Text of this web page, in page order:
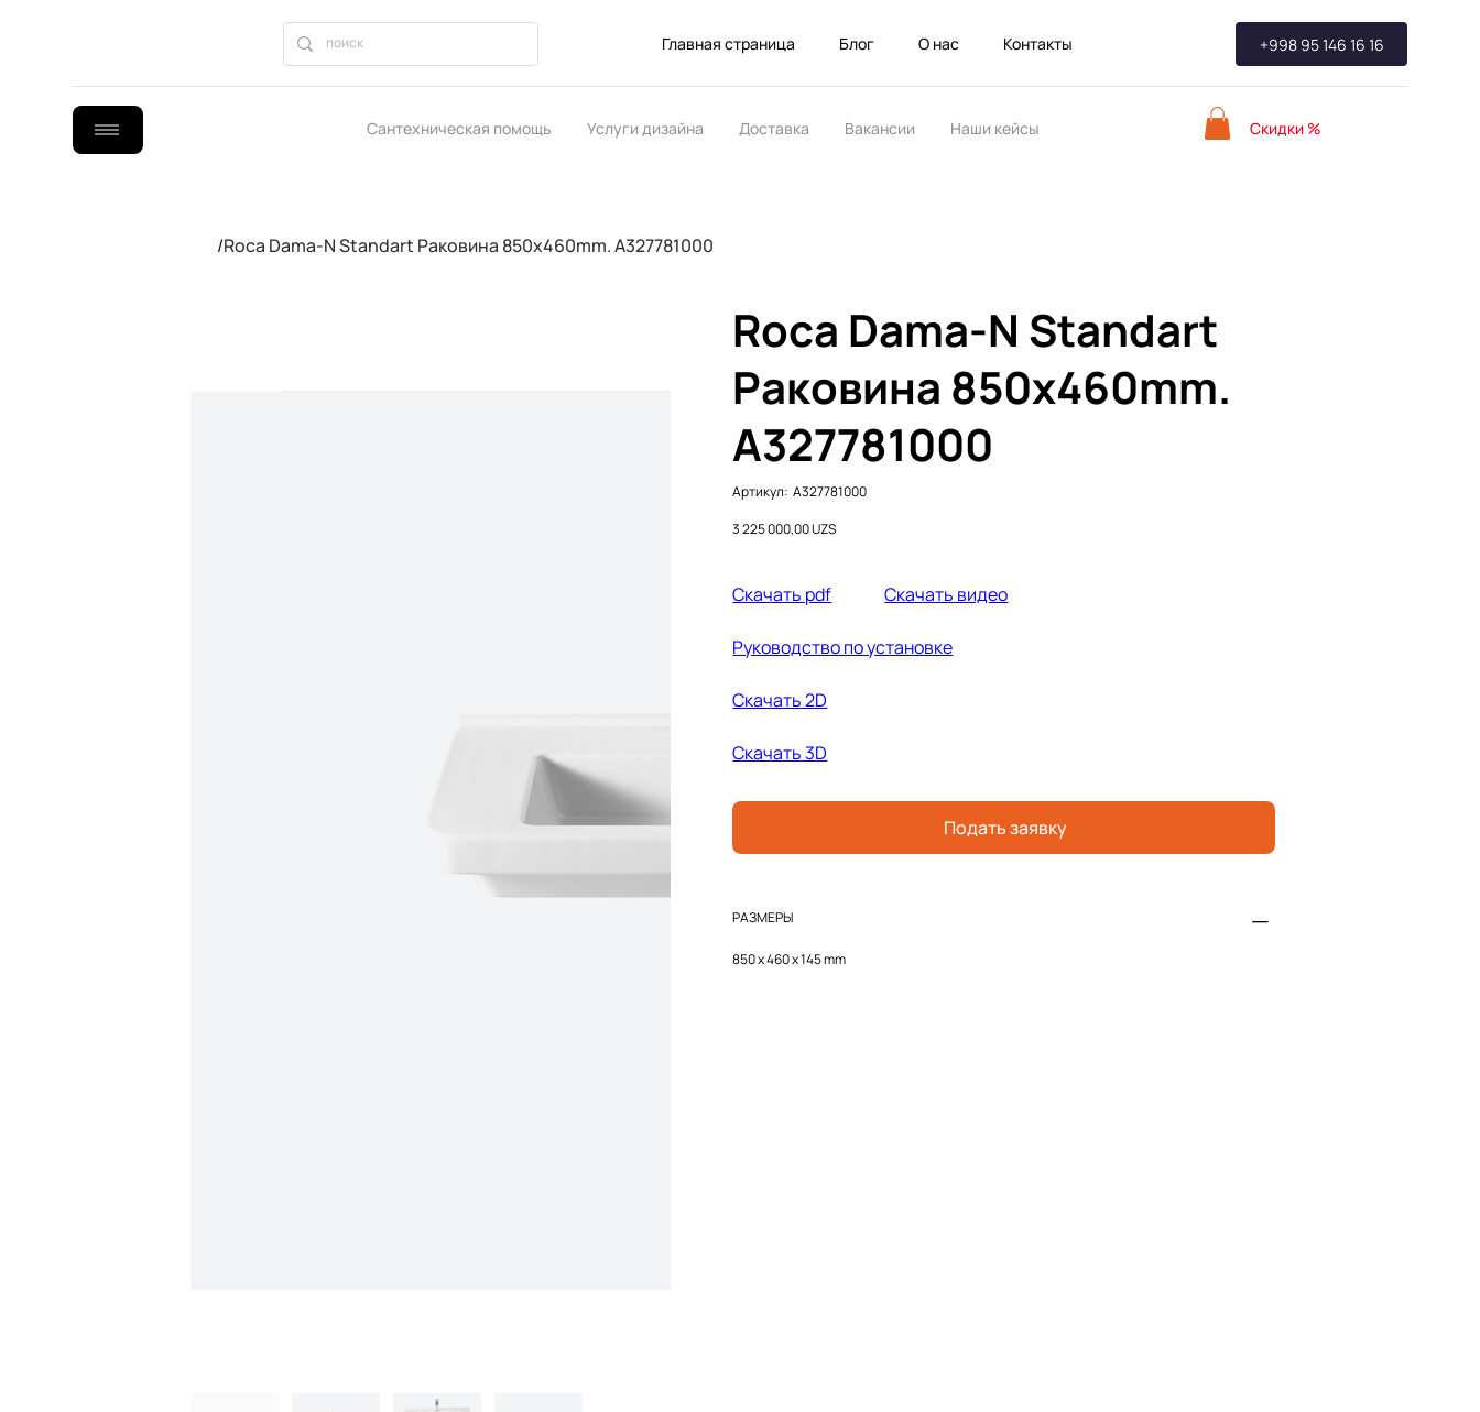
Главная страница Блог О нас Контакты +998 95 146 16 16
Сантехническая помощь Услуги дизайна Доставка Вакансии Наши кейсы Скидки %
/Roca Dama-N Standart Раковина 850x460mm. A327781000
Roca Dama-N Standart
Раковина 850x460mm.
A327781000
Артикул:
Артикул:
A327781000
A327781000
Цена
3 225 000,00 UZS
Cкачать pdf Cкачать видео
Руководство по установке
Cкачать 2D
Скачать 3D
Подать заявку
РАЗМЕРЫ
850 x 460 x 145 mm